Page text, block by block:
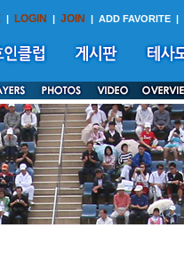
| LOGIN | JOIN | ADD FAVORITE |